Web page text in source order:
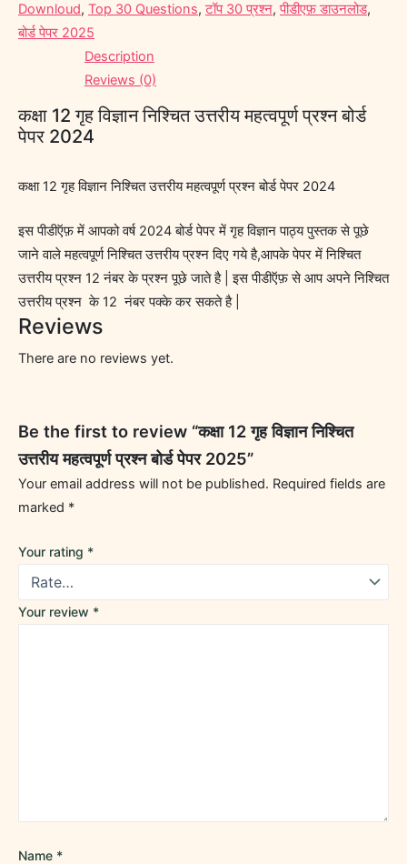
Downloud, Top 30 Questions,टॉप 30 प्रश्न,पीडीएफ़ डाउनलोड,
बोर्ड पेपर 2025
Description
Reviews (0)
कक्षा 12 गृह विज्ञान निश्चित उत्तरीय महत्वपूर्ण प्रश्न बोर्ड
पेपर 2024
कक्षा 12 गृह विज्ञान निश्चित उत्तरीय महत्वपूर्ण प्रश्न बोर्ड पेपर 2024
इस पीडीऍफ़ में आपको वर्ष 2024 बोर्ड पेपर में गृह विज्ञान पाठ्य पुस्तक से पूछे
जाने वाले महत्वपूर्ण निश्चित उत्तरीय प्रश्न दिए गये है,आपके पेपर में निश्चित
उत्तरीय प्रश्न 12 नंबर के प्रश्न पूछे जाते है | इस पीडीऍफ़ से आप अपने निश्चित
उत्तरीय प्रश्न के 12 नंबर पक्के कर सकते है |
Reviews
There are no reviews yet.
Be the first to review “कक्षा 12 गृह विज्ञान निश्चित
उत्तरीय महत्वपूर्ण प्रश्न बोर्ड पेपर 2025”
Your email address will not be published. Required fields are
marked *
Your rating *
Your review *
Name *